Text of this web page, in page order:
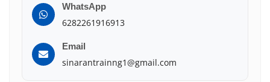
WhatsApp
6282261916913
Email
sinarantrainng1@gmail.com